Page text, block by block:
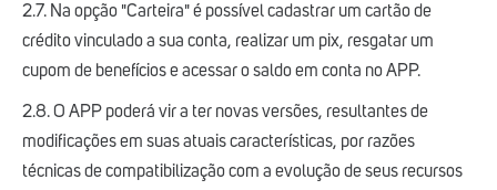
2.7. Na opção "Carteira" é possível cadastrar um cartão de
crédito vinculado a sua conta, realizar um pix, resgatar um
cupom de benefícios e acessar o saldo em conta no APP.
2.8. O APP poderá vir a ter novas versões, resultantes de
modificações em suas atuais características, por razões
técnicas de compatibilização com a evolução de seus recursos